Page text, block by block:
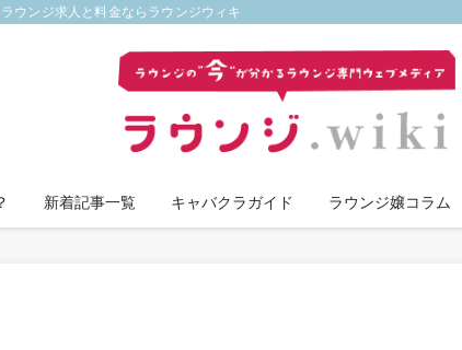
ウンジ求人と料金ならラウンジウィキ
新着記事一覧 キャバクラガイド ラウンジ嬢コラム